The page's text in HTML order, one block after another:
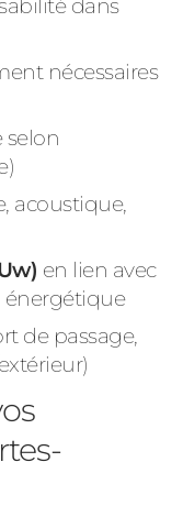
dans
nécessaires
selon
acoustique,
en lien avec
énergétique
de passage,